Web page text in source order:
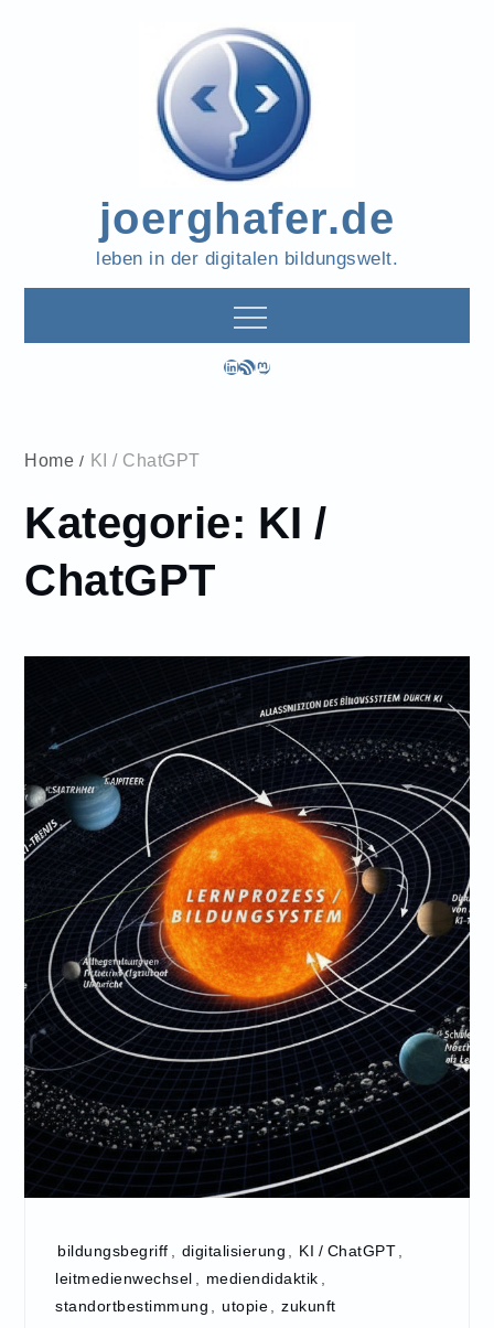
joerghafer.de
leben in der digitalen bildungswelt.
LinkedIn
RSS-FeedMastodon
Home KI / ChatGPT
Kategorie: KI /
ChatGPT
bildungsbegriff digitalisierung KI / ChatGPT
leitmedienwechsel
mediendidaktik
standortbestimmung
utopie zukunft